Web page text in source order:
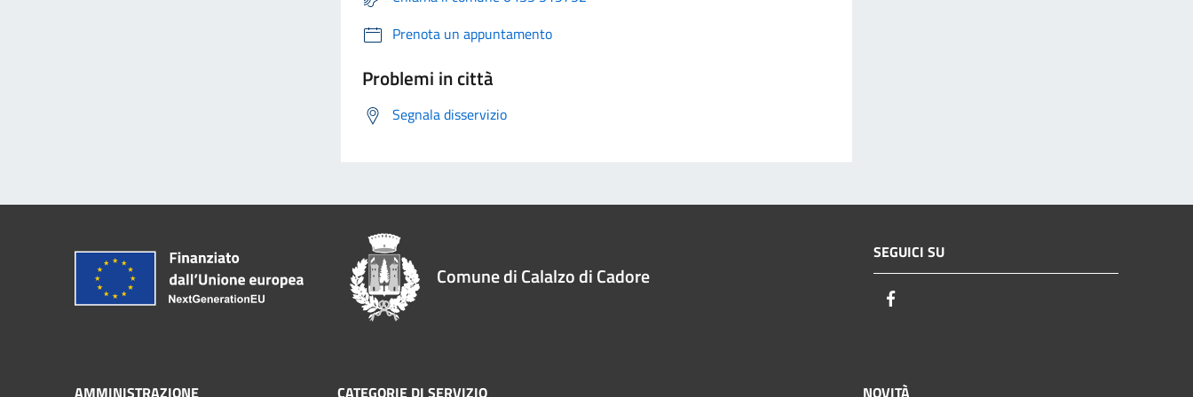
Prenota un appuntamento
Problemi in città
Segnala disservizio
Comune di Calalzo di Cadore
SEGUICI SU
AMMINISTRAZIONE CATEGORIE DI SERVIZIO NOVITÀ